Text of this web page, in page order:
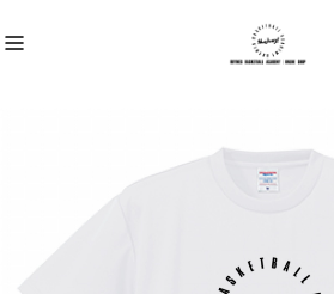
Recommend
Category